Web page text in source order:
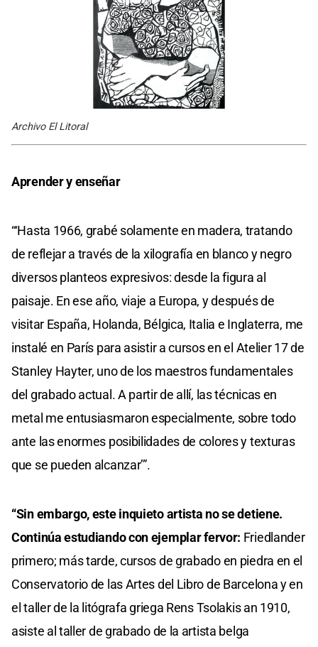
Archivo El Litoral
Aprender y enseñar
“‘Hasta 1966, grabé solamente en madera, tratando
de reflejar a través de la xilografía en blanco y negro
diversos planteos expresivos: desde la figura al
paisaje. En ese año, viaje a Europa, y después de
visitar España, Holanda, Bélgica, Italia e Inglaterra, me
instalé en París para asistir a cursos en el Atelier 17 de
Stanley Hayter, uno de los maestros fundamentales
del grabado actual. A partir de allí, las técnicas en
metal me entusiasmaron especialmente, sobre todo
ante las enormes posibilidades de colores y texturas
que se pueden alcanzar’”.
“Sin embargo, este inquieto artista no se detiene.
Continúa estudiando con ejemplar fervor: Friedlander
primero; más tarde, cursos de grabado en piedra en el
Conservatorio de las Artes del Libro de Barcelona y en
el taller de la litógrafa griega Rens Tsolakis an 1910,
asiste al taller de grabado de la artista belga